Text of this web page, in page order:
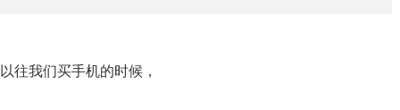
以往我们买手机的时候，